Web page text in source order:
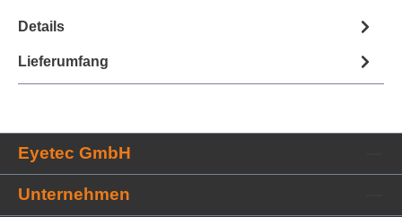
f
ü
n
Details
Lieferumfang
Eyetec GmbH
Unternehmen